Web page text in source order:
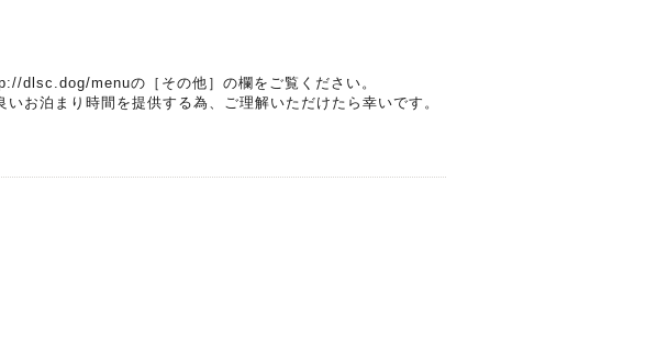
dlsc.dog/menuの［その他］の欄をご覧ください。
お泊まり時間を提供する為、ご理解いただけたら幸いです。